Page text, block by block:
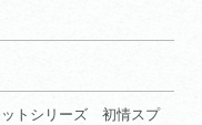
ットシリーズ 初情スプ